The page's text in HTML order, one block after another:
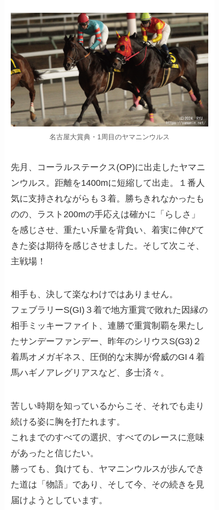
名古屋大賞典・1周目のヤマニンウルス
先月、コーラルステークス(OP)に出走したヤマニ
ンウルス。距離を1400mに短縮して出走。１番人
気に支持されながらも３着。勝ちきれなかったも
のの、ラスト200mの手応えは確かに「らしさ」
を感じさせ、重たい斥量を背負い、着実に伸びて
きた姿は期待を感じさせました。そして次こそ、
主戦場！
相手も、決して楽なわけではありません。
フェブラリーS(GI)３着で地方重賞で敗れた因縁の
相手ミッキーファイト、連勝で重賞制覇を果たし
たサンデーファンデー、昨年のシリウスS(G3)２
着馬オメガギネス、圧倒的な末脚が脅威のGI４着
馬ハギノアレグリアスなど、多士済々。
苦しい時期を知っているからこそ、それでも走り
続ける姿に胸を打たれます。
これまでのすべての選択、すべてのレースに意味
があったと信じたい。
勝っても、負けても、ヤマニンウルスが歩んでき
た道は「物語」であり、そして今、その続きを見
届けようとしています。